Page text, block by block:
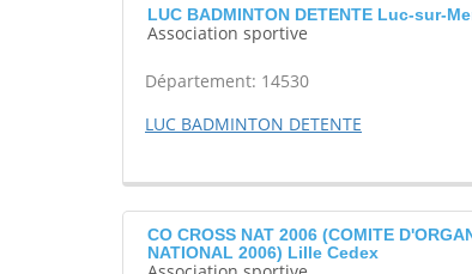
LUC BADMINTON DETENTE Luc-sur-
Association sportive
Département: 14530
LUC BADMINTON DETENTE
CO CROSS NAT 2006 (COMITE
NATIONAL 2006) Lille Cedex